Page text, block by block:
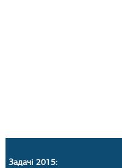
Задачі 2015: